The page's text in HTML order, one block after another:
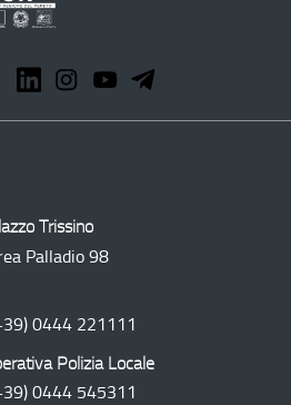
Trissino
Palladio 98
0444 221111
Polizia Locale
0444 545311